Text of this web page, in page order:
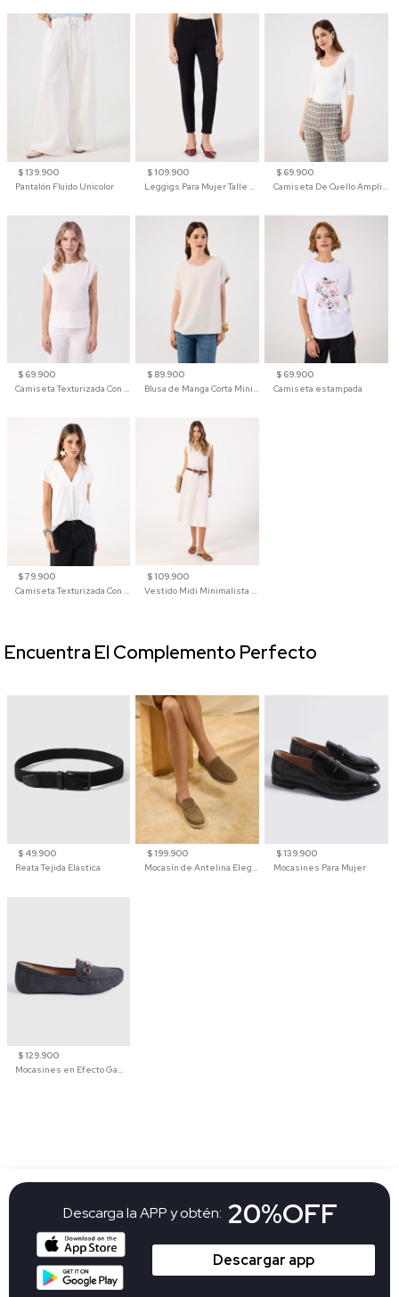
$ 139.900
Pantalón Fluido Unicolor
$ 109.900
Leggigs Para Mujer Talle Alto Liso
$ 69.900
Camiseta De Cuello Amplio Y Manga 3/4 Para Mujer
$ 69.900
Camiseta Texturizada Con Hombro Caído Para Mujer
$ 89.900
Blusa de Manga Corta Minimalista para Mujer
$ 69.900
Camiseta estampada
$ 79.900
Camiseta Texturizada Con Cuello En V Para Mujer
$ 109.900
Vestido Midi Minimalista De Silueta Amplia
$ 49.900
Reata Tejida Elástica
$ 199.900
Mocasín de Antelina Elegante con Suela de Contraste Para Hombre
$ 139.900
Mocasines Para Mujer
$ 129.900
Mocasines en Efecto Gamuzado Para Mujer
Encuentra El Complemento Perfecto
Descarga la APP y obtén: 20%OFF
Descargar app